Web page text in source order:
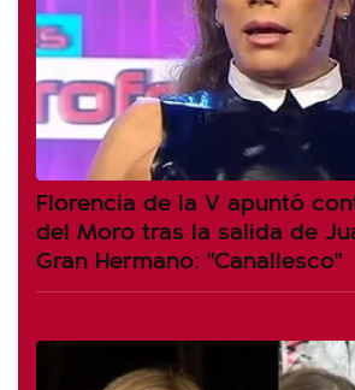
Florencia de la V apuntó
del Moro tras la salida de
Gran Hermano: "Canallesco"